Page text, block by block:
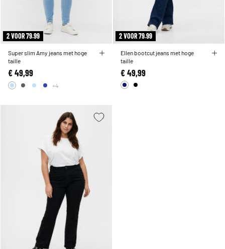
2 VOOR 79.99
Super slim Amy jeans met hoge
taille
€ 49,99
+4
2 VOOR 79.99
Ellen bootcut jeans met hoge
taille
€ 49,99